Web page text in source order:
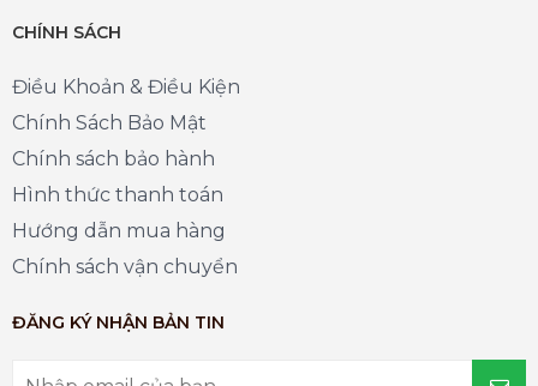
CHÍNH SÁCH
Điều Khoản & Điều Kiện
Chính Sách Bảo Mật
Chính sách bảo hành
Hình thức thanh toán
Hướng dẫn mua hàng
Chính sách vận chuyển
ĐĂNG KÝ NHẬN BẢN TIN